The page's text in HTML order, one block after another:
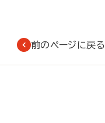
前のページに戻る